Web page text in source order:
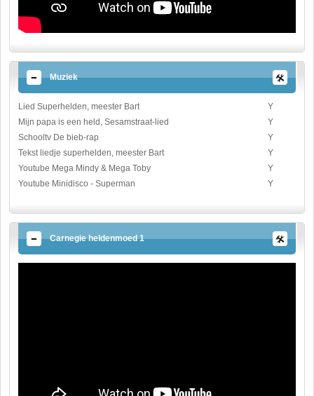
Muziek
Lied Superhelden, meester Bart
Y
Mijn papa is een held, Sesamstraat-lied
Y
Schooltv De bieb-rap
Y
Tekst liedje superhelden, meester Bart
Y
Youtube Mega Mindy & Mega Toby
Y
Youtube Minidisco - Superman
Y
Carnegie heldenmoed 1